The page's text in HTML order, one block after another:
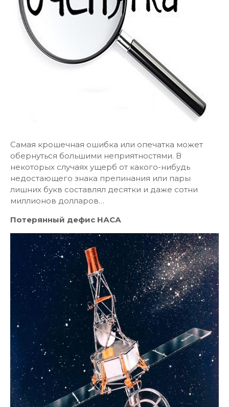
Самая крошечная ошибка или опечатка может
обернуться большими неприятностями. В
некоторых случаях ущерб от какого-нибудь
недостающего знака препинания или пары
лишних букв составлял десятки и даже сотни
миллионов долларов…
Потерянный дефис НАСА